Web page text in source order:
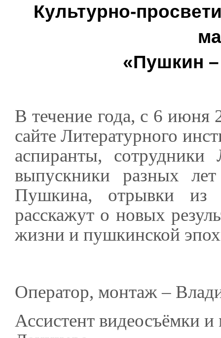
Культурно-
«Пушкин
В течение года, с 6 июня
сайте Литературного
аспиранты, сотрудники
выпускники разных лет
Пушкина, отрывки из
расскажут о новых
жизни и пушкинской
Оператор, монтаж –
Ассистент видеосъёмки